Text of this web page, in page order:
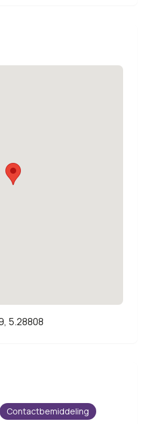
5.28808
Contactbemiddeling